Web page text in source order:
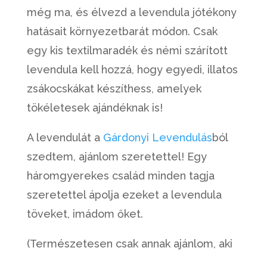
még ma, és élvezd a levendula jótékony
hatásait környezetbarát módon. Csak
egy kis textilmaradék és némi szárított
levendula kell hozzá, hogy egyedi, illatos
zsákocskákat készíthess, amelyek
tökéletesek ajándéknak is!
A levendulát a Gárdonyi Levendulásból
szedtem, ajánlom szeretettel! Egy
háromgyerekes család minden tagja
szeretettel ápolja ezeket a levendula
töveket, imádom őket.
(Természetesen csak annak ajánlom, aki